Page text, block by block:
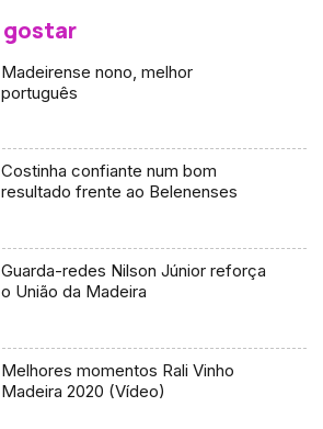
gostar
Madeirense nono, melhor
português
Costinha confiante num bom
resultado frente ao Belenenses
Guarda-redes Nilson Júnior reforça
o União da Madeira
Melhores momentos Rali Vinho
Madeira 2020 (Vídeo)